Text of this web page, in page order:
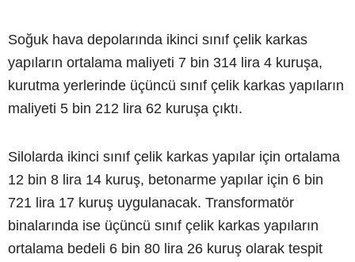
Soğuk hava depolarında ikinci sınıf çelik karkas
yapıların ortalama maliyeti 7 bin 314 lira 4 kuruşa,
kurutma yerlerinde üçüncü sınıf çelik karkas yapıların
maliyeti 5 bin 212 lira 62 kuruşa çıktı.
Silolarda ikinci sınıf çelik karkas yapılar için ortalama
12 bin 8 lira 14 kuruş, betonarme yapılar için 6 bin
721 lira 17 kuruş uygulanacak. Transformatör
binalarında ise üçüncü sınıf çelik karkas yapıların
ortalama bedeli 6 bin 80 lira 26 kuruş olarak tespit